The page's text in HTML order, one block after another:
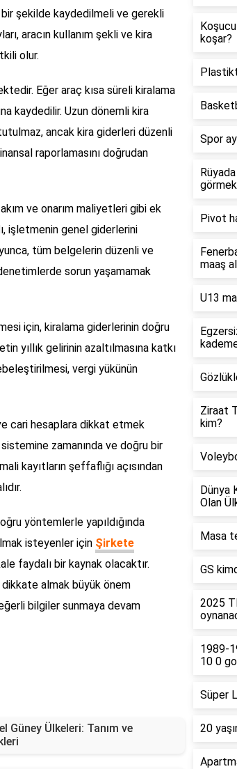
şekilde kaydedilmeli ve gerekli
aracın kullanım şekli ve kira
olur.
Eğer araç kısa süreli kiralama
kaydedilir. Uzun dönemli kira
ancak kira giderleri düzenli
raporlamasını doğrudan
ve onarım maliyetleri gibi ek
işletmenin genel giderlerini
tüm belgelerin düzenli ve
sorun yaşamamak
için, kiralama giderlerinin doğru
yıllık gelirinin azaltılmasına katkı
vergi yükünün
cari hesaplara dikkat etmek
zamanında ve doğru bir
kayıtların şeffaflığı açısından
yöntemlerle yapıldığında
isteyenler için Şirkete
faydalı bir kaynak olacaktır.
dikkate almak büyük önem
bilgiler sunmaya devam
Güney Ülkeleri: Tanım ve
koşar?
Spor
Pivot
maaş
U13
Ziraat
kim?
Dünya
Olan
Masa
GS
2025
1989-
10 0
Süper
20